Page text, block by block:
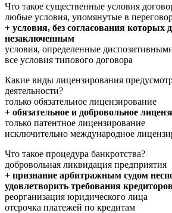
Что такое существенные условия
любые условия, упомянутые в
+ условия, без согласования которых
незаключенным
условия, определенные
все условия типового договора
Какие виды лицензирования
деятельности?
только обязательное лицензирование
+ обязательное и добровольное
только патентное лицензирование
исключительно международное
Что такое процедура банкротства?
добровольная ликвидация предприятия
+ признание арбитражным судом
удовлетворить требования
реорганизация юридического лица
отсрочка платежей по кредитам